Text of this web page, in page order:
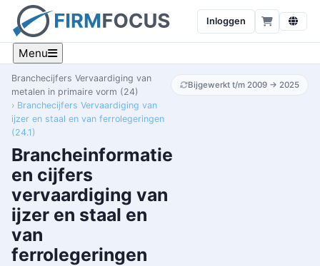
Inloggen
Menu
Branchecijfers Vervaardiging van
metalen in primaire vorm (24)
Branchecijfers Vervaardiging van
ijzer en staal en van ferrolegeringen
(24.1)
Brancheinformatie
en cijfers
vervaardiging van
ijzer en staal en
van
ferrolegeringen
Bijgewerkt t/m 2009 → 2025